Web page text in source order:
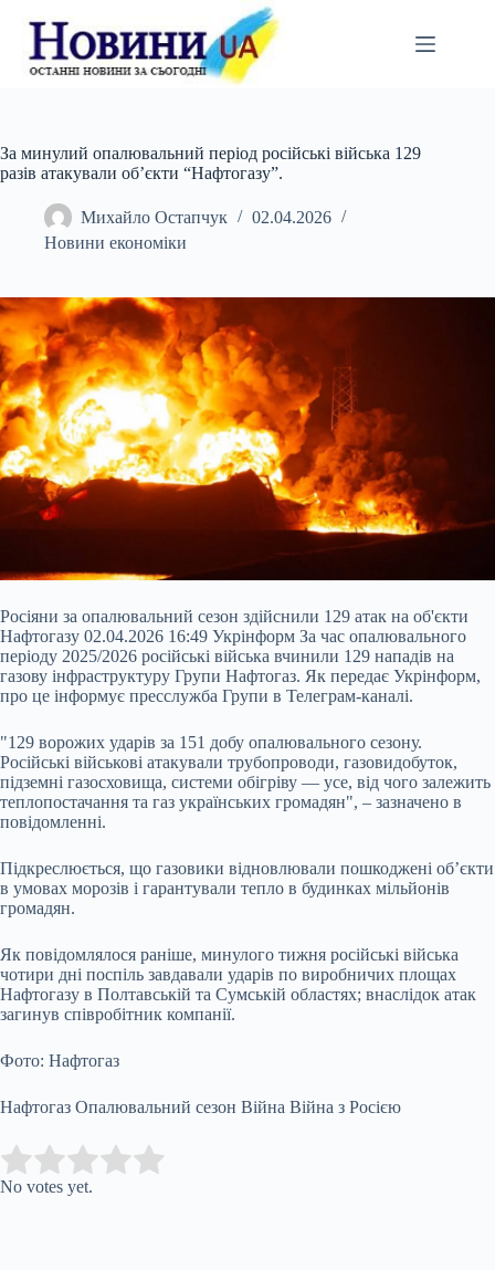
вмісту
За минулий опалювальний період російські війська 129
разів атакували об’єкти “Нафтогазу”.
Михайло Остапчук
02.04.2026
Новини економіки
Росіяни за опалювальний сезон здійснили 129 атак на об'єкти
Нафтогазу 02.04.2026 16:49 Укрінформ За час опалювального
періоду 2025/2026 російські війська вчинили 129 нападів на
газову інфраструктуру Групи Нафтогаз. Як передає Укрінформ,
про це інформує пресслужба Групи в Телеграм-каналі.
"129 ворожих ударів за 151 добу опалювального сезону.
Російські військові атакували трубопроводи, газовидобуток,
підземні газосховища, системи обігріву — усе, від чого залежить
теплопостачання та газ українських громадян", – зазначено в
повідомленні.
Підкреслюється, що газовики відновлювали пошкоджені обʼєкти
в умовах морозів і гарантували тепло в будинках мільйонів
громадян.
Як повідомлялося раніше, минулого тижня російські війська
чотири дні поспіль завдавали ударів по виробничих площах
Нафтогазу в Полтавській та Сумській областях; внаслідок атак
загинув співробітник компанії.
Фото: Нафтогаз
Нафтогаз Опалювальний сезон Війна Війна з Росією
Rate this item:
No votes yet.